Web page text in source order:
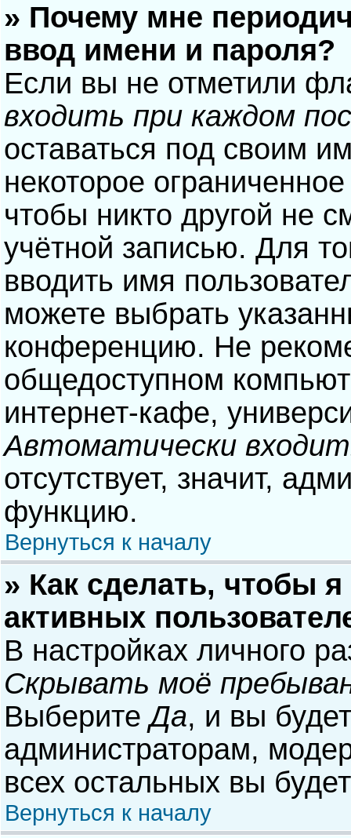
» Почему мне
ввод имени и пароля?
Если вы не отметили
входить при каждом
оставаться под своим
некоторое
чтобы никто другой не
учётной записью. Для
вводить имя
можете выбрать
конференцию. Не
общедоступном
интернет-кафе,
Автоматически
отсутствует, значит,
функцию.
Вернуться к началу
» Как сделать, чтобы
активных
В настройках личного
Скрывать моё
ВыберитеДа, и вы
администраторам,
всех остальных вы
Вернуться к началу